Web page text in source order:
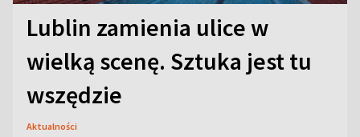
Lublin zamienia ulice w
wielką scenę. Sztuka jest tu
wszędzie
Aktualności